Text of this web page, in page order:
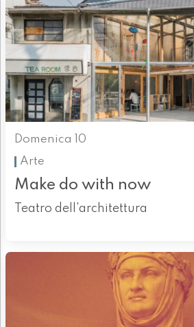
Domenica 10
Arte
Make do with now
Teatro dell'architettura